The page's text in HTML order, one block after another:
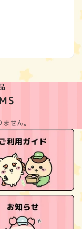
せん。